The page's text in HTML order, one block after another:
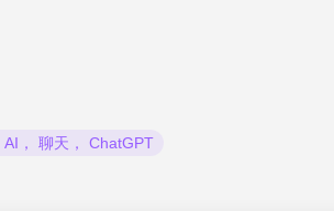
AI， 聊天， ChatGPT